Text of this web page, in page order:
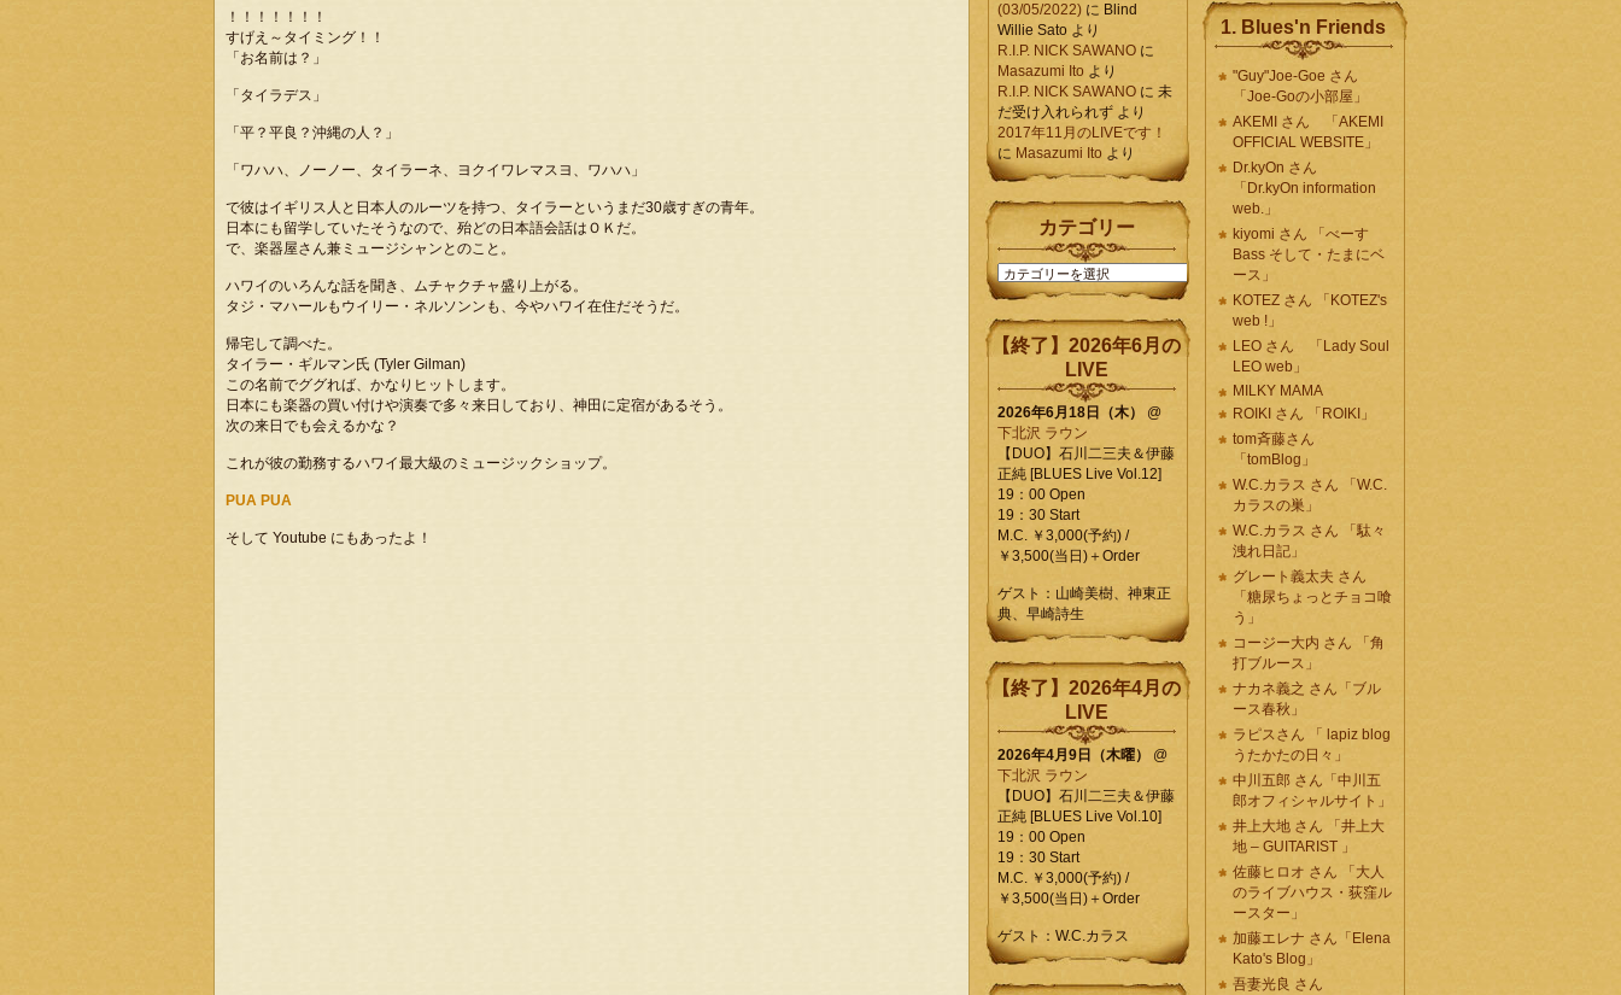
！！！！！！！
すげえ～タイミング！！
「お名前は？」
「タイラデス」
「平？平良？沖縄の人？」
「ワハハ、ノーノー、タイラーネ、ヨクイワレマスヨ、ワハハ」
で彼はイギリス人と日本人のルーツを持つ、タイラーというまだ30歳すぎの青年。
日本にも留学していたそうなので、殆どの日本語会話はＯＫだ。
で、楽器屋さん兼ミュージシャンとのこと。
ハワイのいろんな話を聞き、ムチャクチャ盛り上がる。
タジ・マハールもウイリー・ネルソンンも、今やハワイ在住だそうだ。
帰宅して調べた。
タイラー・ギルマン氏 (Tyler Gilman)
この名前でググれば、かなりヒットします。
日本にも楽器の買い付けや演奏で多々来日しており、神田に定宿があるそう。
次の来日でも会えるかな？
これが彼の勤務するハワイ最大級のミュージックショップ。
PUA PUA
そして Youtube にもあったよ！
(03/05/2022) に Blind
Willie Sato より
R.I.P. NICK SAWANO に
Masazumi Ito より
R.I.P. NICK SAWANO に 未
だ受け入れられず より
2017年11月のLIVEです！
に Masazumi Ito より
カテゴリー
カ
テ
リ
ー
【終了】2026年6月の
LIVE
2026年6月18日（木）
@
下北沢 ラウン
【DUO】石川二三夫＆伊藤
正純 [BLUES Live Vol.12]
19：00 Open
19：30 Start
M.C. ￥3,000(予約) /
￥3,500(当日)＋Order
ゲスト：山崎美樹、神東正
典、早崎詩生
【終了】2026年4月の
LIVE
2026年4月9日（木曜）
@
下北沢 ラウン
【DUO】石川二三夫＆伊藤
正純 [BLUES Live Vol.10]
19：00 Open
19：30 Start
M.C. ￥3,000(予約) /
￥3,500(当日)＋Order
ゲスト：W.C.カラス
1. Blues'n Friends
"Guy"Joe-Goe さん
「Joe-Goの小部屋」
AKEMI さん 「AKEMI
OFFICIAL WEBSITE」
Dr.kyOn さん
「Dr.kyOn information
web.」
kiyomi さん 「べーす
Bass そして・たまにベ
ース」
KOTEZ さん 「KOTEZ's
web !」
LEO さん 「Lady Soul
LEO web」
MILKY MAMA
ROIKI さん 「ROIKI」
tom斉藤さん
「tomBlog」
W.C.カラス さん 「W.C.
カラスの巣」
W.C.カラス さん 「駄々
洩れ日記」
グレート義太夫 さん
「糖尿ちょっとチョコ喰
う」
コージー大内 さん 「角
打ブルース」
ナカネ義之 さん「ブル
ース春秋」
ラピスさん 「 lapiz blog
うたかたの日々」
中川五郎 さん「中川五
郎オフィシャルサイト」
井上大地 さん 「井上大
地 – GUITARIST 」
佐藤ヒロオ さん 「大人
のライブハウス・荻窪ル
ースター」
加藤エレナ さん「Elena
Kato's Blog」
吾妻光良 さん